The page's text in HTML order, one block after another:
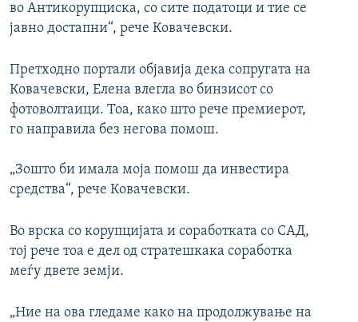
во Антикорупциска, со сите податоци и тие се
јавно достапни“, рече Ковачевски.
Претходно портали објавија дека сопругата на
Ковачевски, Елена влегла во бинзисот со
фотоволтаици. Тоа, како што рече премиерот,
го направила без негова помош.
„Зошто би имала моја помош да инвестира
средства“, рече Ковачевски.
Во врска со корупцијата и соработката со САД,
тој рече тоа е дел од стратешкака соработка
меѓу двете земји.
„Ние на ова гледаме како на продолжување на